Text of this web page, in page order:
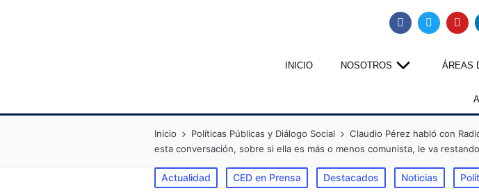
INICIO NOSOTROS ÁREAS
Inicio Políticas Públicas y Diálogo Social
Claudio Pérez habló con
esta conversación, sobre si ella es más o menos comunista, le va
Actualidad CED en Prensa Destacados Noticias